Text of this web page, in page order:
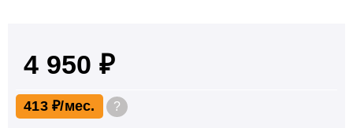
4 950 ₽
413 ₽ ?